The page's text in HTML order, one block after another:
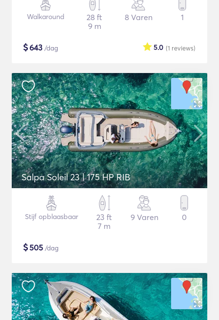
Walkaround
28 ft
9 m
8 Varen 1
$643 /dag (1 reviews)
5.0
Salpa Soleil 23 | 175 HP RIB
Stijf opblaasbaar
23 ft
7 m
9 Varen 0
$505 /dag